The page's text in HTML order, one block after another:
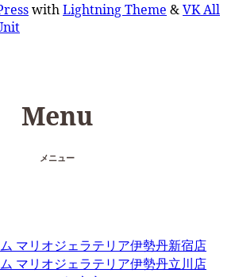
withLightning Theme &VK All
Menu
メニュー
マリオジェラテリア伊勢丹新宿店
マリオジェラテリア伊勢丹立川店